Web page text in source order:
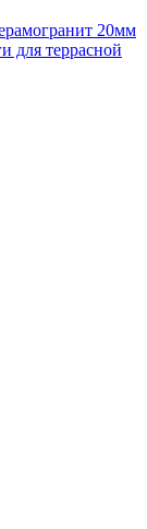
20мм
для террасной